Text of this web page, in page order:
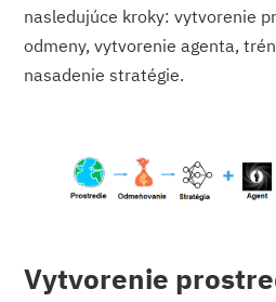
nasledujúce kroky: vytvorenie
odmeny, vytvorenie agenta,
nasadenie stratégie.
Vytvorenie